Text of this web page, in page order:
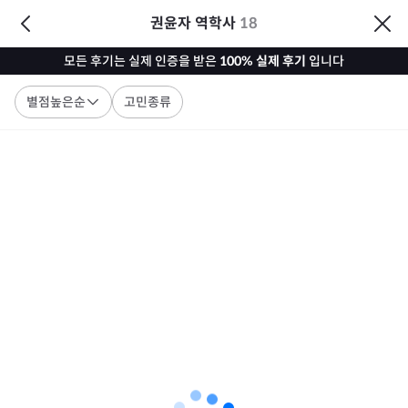
권윤자 역학사 18
모든 후기는 실제 인증을 받은 100% 실제 후기 입니다
별점높은순 고민종류